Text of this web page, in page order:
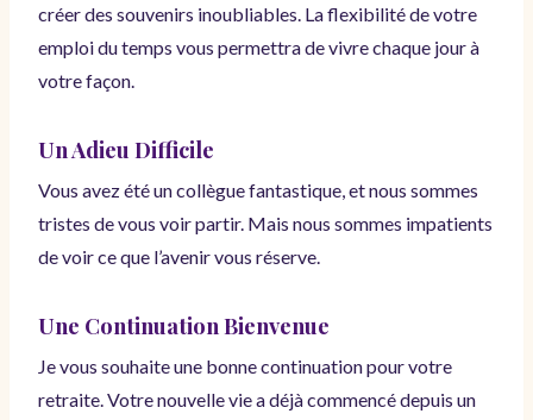
créer des souvenirs inoubliables. La flexibilité de votre
emploi du temps vous permettra de vivre chaque jour à
votre façon.
Un Adieu Difficile
Vous avez été un collègue fantastique, et nous sommes
tristes de vous voir partir. Mais nous sommes impatients
de voir ce que l’avenir vous réserve.
Une Continuation Bienvenue
Je vous souhaite une bonne continuation pour votre
retraite. Votre nouvelle vie a déjà commencé depuis un